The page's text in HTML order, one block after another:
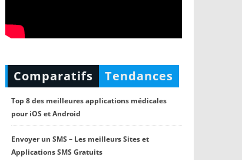
Comparatifs Tendances
Top 8 des meilleures applications médicales
pour iOS et Android
Envoyer un SMS – Les meilleurs Sites et
Applications SMS Gratuits